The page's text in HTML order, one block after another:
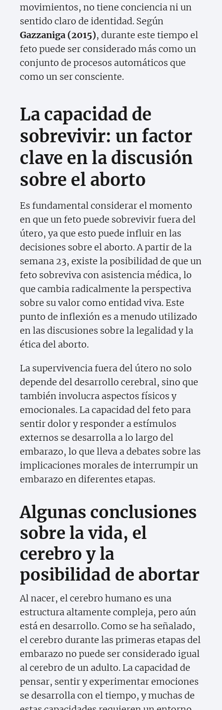
movimientos, no tiene conciencia ni un
sentido claro de identidad. Según
Gazzaniga (2015), durante este tiempo el
feto puede ser considerado más como un
conjunto de procesos automáticos que
como un ser consciente.
La capacidad de
sobrevivir: un factor
clave en la discusión
sobre el aborto
Es fundamental considerar el momento
en que un feto puede sobrevivir fuera del
útero, ya que esto puede influir en las
decisiones sobre el aborto. A partir de la
semana 23, existe la posibilidad de que un
feto sobreviva con asistencia médica, lo
que cambia radicalmente la perspectiva
sobre su valor como entidad viva. Este
punto de inflexión es a menudo utilizado
en las discusiones sobre la legalidad y la
ética del aborto.
La supervivencia fuera del útero no solo
depende del desarrollo cerebral, sino que
también involucra aspectos físicos y
emocionales. La capacidad del feto para
sentir dolor y responder a estímulos
externos se desarrolla a lo largo del
embarazo, lo que lleva a debates sobre las
implicaciones morales de interrumpir un
embarazo en diferentes etapas.
Algunas conclusiones
sobre la vida, el
cerebro y la
posibilidad de abortar
Al nacer, el cerebro humano es una
estructura altamente compleja, pero aún
está en desarrollo. Como se ha señalado,
el cerebro durante las primeras etapas del
embarazo no puede ser considerado igual
al cerebro de un adulto. La capacidad de
pensar, sentir y experimentar emociones
se desarrolla con el tiempo, y muchas de